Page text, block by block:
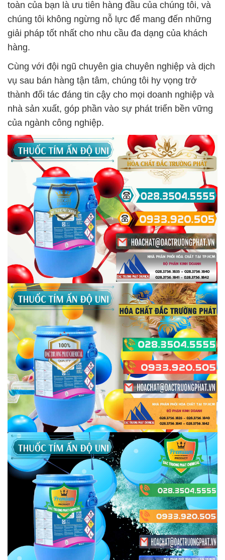
toàn của bạn là ưu tiên hàng đầu của chúng tôi, và
chúng tôi không ngừng nỗ lực để mang đến những
giải pháp tốt nhất cho nhu cầu đa dạng của khách
hàng.
Cùng với đội ngũ chuyên gia chuyên nghiệp và dịch
vụ sau bán hàng tận tâm, chúng tôi hy vọng trở
thành đối tác đáng tin cậy cho mọi doanh nghiệp và
nhà sản xuất, góp phần vào sự phát triển bền vững
của ngành công nghiệp.